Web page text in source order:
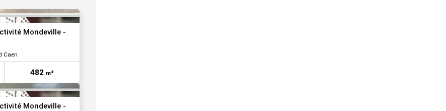
Mondeville -
Caen
482 m²
VOIR TOUTES LES PHOTOS
Mondeville -
VOIR TOUTES LES PHOTOS